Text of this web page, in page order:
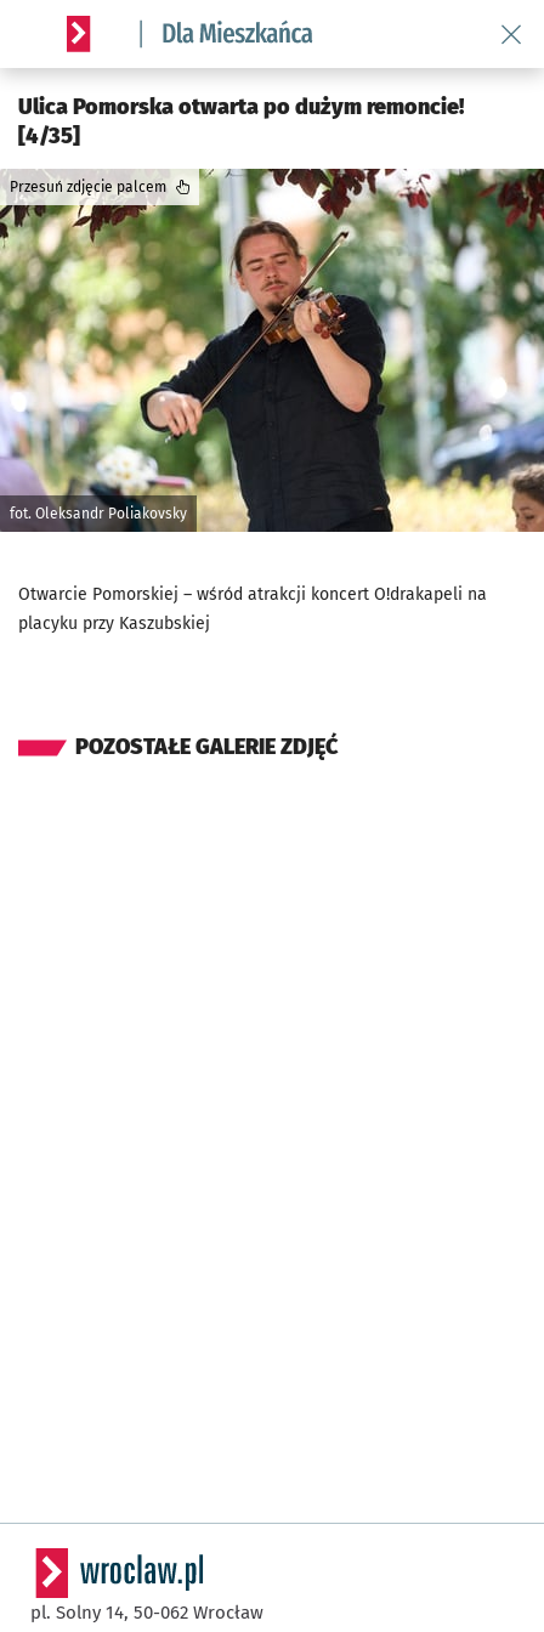
Serwis informacyjny wroclaw.pl podserwis: Dla mieszkańca
Ulica Pomorska otwarta po dużym remoncie!
[4/35]
fot. Oleksandr Poliakovsky
Przesuń zdjęcie palcem
Otwarcie Pomorskiej – wśród atrakcji koncert O!drakapeli na
placyku przy Kaszubskiej
POZOSTAŁE GALERIE ZDJĘĆ
pl. Solny 14, 50-062 Wrocław